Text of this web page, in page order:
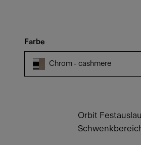
Farbe
Chrom - cashmere
Orbit